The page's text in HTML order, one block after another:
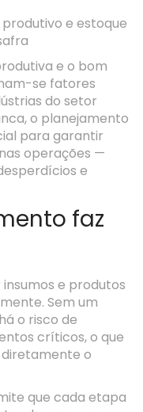
e estoque
e o bom
se fatores
do setor
o planejamento
para garantir
operações —
e
faz
e produtos
Sem um
o risco de
críticos, o que
o
que cada etapa